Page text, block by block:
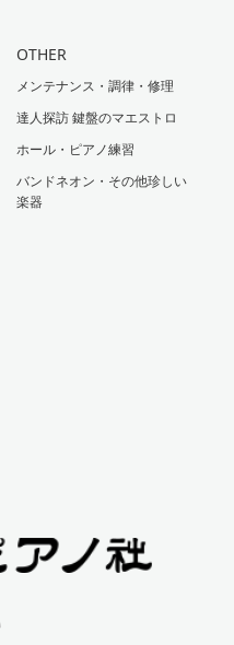
OTHER
メンテナンス・調律・修理
達人探訪 鍵盤のマエストロ
ホール・ピアノ練習
バンドネオン・その他珍しい
楽器